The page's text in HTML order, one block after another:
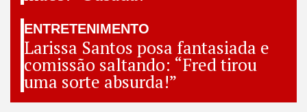
ENTRETENIMENTO
Larissa Santos posa fantasiada e
comissão saltando: “Fred tirou
uma sorte absurda!”